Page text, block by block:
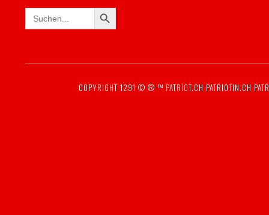
Search
for:
SEARCH BUTTON
COPYRIGHT 1291 © ® ™ PATRIOT.CH PATRIOTIN.CH